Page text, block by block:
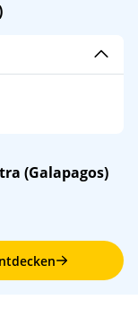
(Galapagos)